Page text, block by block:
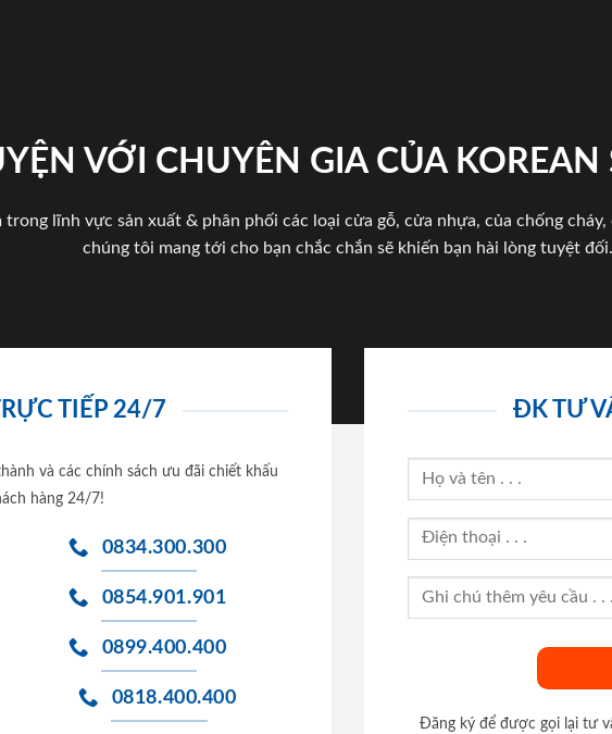
VỚI CHUYÊN GIA CỦA KOREAN
lĩnh vực sản xuất & phân phối các loại cửa gỗ, cửa nhựa, của chống
chúng tôi mang tới cho bạn chắc chắn sẽ khiến bạn hài lòng tuyệt đối.
TIẾP 24/7
và các chính sách ưu đãi chiết khấu
hàng 24/7!
0834.300.300
0854.901.901
0899.400.400
0818.400.400
ĐK TƯ
Đăng ký để được gọi lại tư